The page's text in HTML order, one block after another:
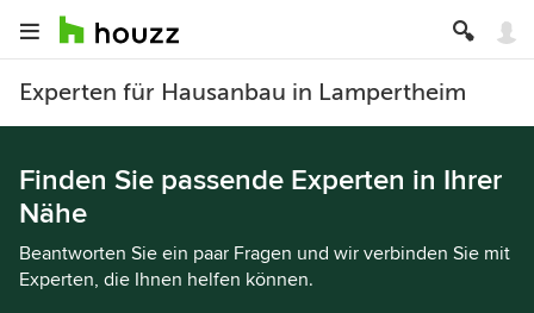
Experten für Hausanbau in Lampertheim
Finden Sie passende Experten in Ihrer
Nähe
Beantworten Sie ein paar Fragen und wir verbinden Sie mit
Experten, die Ihnen helfen können.